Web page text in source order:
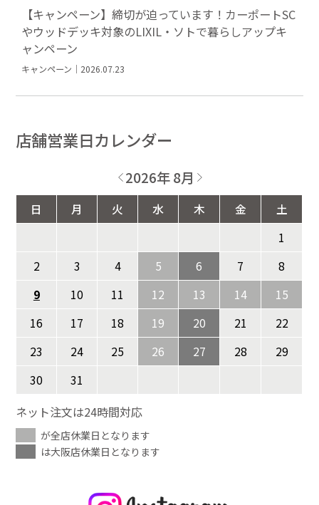
【キャンペーン】締切が迫っています！カーポートSC
やウッドデッキ対象のLIXIL・ソトで暮らしアップキ
ャンペーン
キャンペーン｜2026.07.23
店舗営業日カレンダー
2026年 8月
日 月 火 水 木 金
土
1
2
3 4 5 6 7
8
9
10 11 12 13 14
15
16
17 18 19 20 21
22
23
24 25 26 27 28
29
30
31
ネット注文は24時間対応
が全店休業日となります
は大阪店休業日となります